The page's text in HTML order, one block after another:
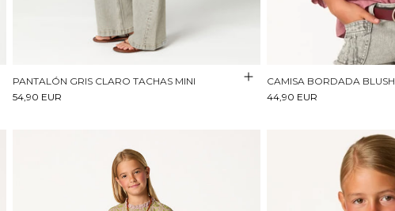
PANTALÓN GRIS CLARO TACHAS MINI
54,90 EUR
CAMISA BORDADA BLUSH
44,90 EUR